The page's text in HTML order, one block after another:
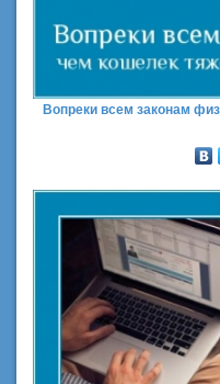
Вопреки всем законам